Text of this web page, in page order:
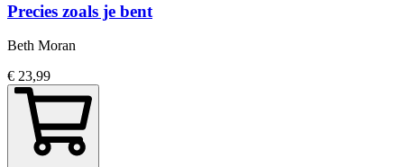
Precies zoals je bent
Beth Moran
€ 23,99